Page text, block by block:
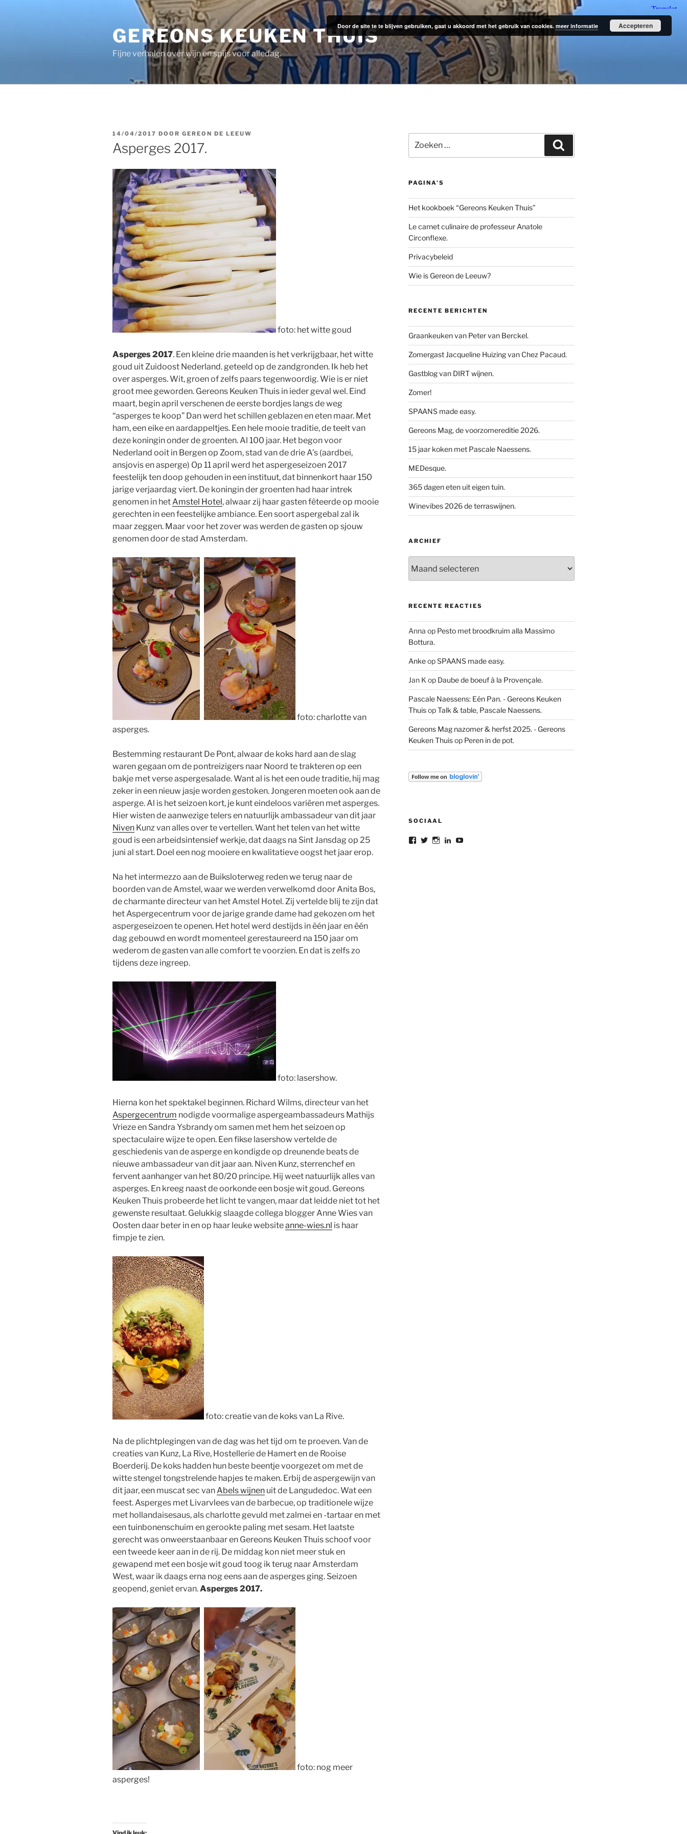
GEREONS KEUKEN THUIS
Fijne verhalen over wijn en spijs voor alledag.
GEPLAATST
OP
14/04/2017 DOOR GEREON DE LEEUW
Asperges 2017.
foto: het witte goud
Asperges 2017. Een kleine drie maanden is het verkrijgbaar, het witte
goud uit Zuidoost Nederland. geteeld op de zandgronden. Ik heb het
over asperges. Wit, groen of zelfs paars tegenwoordig. Wie is er niet
groot mee geworden. Gereons Keuken Thuis in ieder geval wel. Eind
maart, begin april verschenen de eerste bordjes langs de weg
“asperges te koop” Dan werd het schillen geblazen en eten maar. Met
ham, een eike en aardappeltjes. Een hele mooie traditie, de teelt van
deze koningin onder de groenten. Al 100 jaar. Het begon voor
Nederland ooit in Bergen op Zoom, stad van de drie A’s (aardbei,
ansjovis en asperge) Op 11 april werd het aspergeseizoen 2017
feestelijk ten doop gehouden in een instituut, dat binnenkort haar 150
jarige verjaardag viert. De koningin der groenten had haar intrek
genomen in hetAmstel Hotel, alwaar zij haar gasten fêteerde op mooie
gerechten in een feestelijke ambiance. Een soort aspergebal zal ik
maar zeggen. Maar voor het zover was werden de gasten op sjouw
genomen door de stad Amsterdam.
foto: charlotte van
asperges.
Bestemming restaurant De Pont, alwaar de koks hard aan de slag
waren gegaan om de pontreizigers naar Noord te trakteren op een
bakje met verse aspergesalade. Want al is het een oude traditie, hij mag
zeker in een nieuw jasje worden gestoken. Jongeren moeten ook aan de
asperge. Al is het seizoen kort, je kunt eindeloos variëren met asperges.
Hier wisten de aanwezige telers en natuurlijk ambassadeur van dit jaar
Niven Kunz van alles over te vertellen. Want het telen van het witte
goud is een arbeidsintensief werkje, dat daags na Sint Jansdag op 25
juni al start. Doel een nog mooiere en kwalitatieve oogst het jaar erop.
Na het intermezzo aan de Buiksloterweg reden we terug naar de
boorden van de Amstel, waar we werden verwelkomd door Anita Bos,
de charmante directeur van het Amstel Hotel. Zij vertelde blij te zijn dat
het Aspergecentrum voor de jarige grande dame had gekozen om het
aspergeseizoen te openen. Het hotel werd destijds in ëén jaar en ëén
dag gebouwd en wordt momenteel gerestaureerd na 150 jaar om
wederom de gasten van alle comfort te voorzien. En dat is zelfs zo
tijdens deze ingreep.
foto: lasershow.
Hierna kon het spektakel beginnen. Richard Wilms, directeur van het
Aspergecentrum nodigde voormalige aspergeambassadeurs Mathijs
Vrieze en Sandra Ysbrandy om samen met hem het seizoen op
spectaculaire wijze te open. Een fikse lasershow vertelde de
geschiedenis van de asperge en kondigde op dreunende beats de
nieuwe ambassadeur van dit jaar aan. Niven Kunz, sterrenchef en
fervent aanhanger van het 80/20 principe. Hij weet natuurlijk alles van
asperges. En kreeg naast de oorkonde een bosje wit goud. Gereons
Keuken Thuis probeerde het licht te vangen, maar dat leidde niet tot het
gewenste resultaat. Gelukkig slaagde collega blogger Anne Wies van
Oosten daar beter in en op haar leuke websiteanne-wies.nl is haar
fimpje te zien.
foto: creatie van de koks van La Rive.
Na de plichtplegingen van de dag was het tijd om te proeven. Van de
creaties van Kunz, La Rive, Hostellerie de Hamert en de Rooise
Boerderij. De koks hadden hun beste beentje voorgezet om met de
witte stengel tongstrelende hapjes te maken. Erbij de aspergewijn van
dit jaar, een muscat sec van Abels wijnen uit de Langudedoc. Wat een
feest. Asperges met Livarvlees van de barbecue, op traditionele wijze
met hollandaisesaus, als charlotte gevuld met zalmei en -tartaar en met
een tuinbonenschuim en gerookte paling met sesam. Het laatste
gerecht was onweerstaanbaar en Gereons Keuken Thuis schoof voor
een tweede keer aan in de rij. De middag kon niet meer stuk en
gewapend met een bosje wit goud toog ik terug naar Amsterdam
West, waar ik daags erna nog eens aan de asperges ging. Seizoen
geopend, geniet ervan.Asperges 2017.
foto: nog meer
asperges!
naar:
PAGINA’S
Het kookboek “Gereons Keuken Thuis”
Le carnet culinaire de professeur Anatole
Circonflexe.
Privacybeleid
Wie is Gereon de Leeuw?
RECENTE BERICHTEN
Graankeuken van Peter van Berckel.
Zomergast Jacqueline Huizing van Chez Pacaud.
Gastblog van DIRT wijnen.
Zomer!
SPAANS made easy.
Gereons Mag, de voorzomereditie 2026.
15 jaar koken met Pascale Naessens.
MEDesque.
365 dagen eten uit eigen tuin.
Winevibes 2026 de terraswijnen.
ARCHIEF
RECENTE REACTIES
Anna op Pesto met broodkruim alla Massimo
Bottura.
AnkeopSPAANS made easy.
Jan K op Daube de boeuf à la Provençale.
Pascale Naessens: Eén Pan. - Gereons Keuken
ThuisopTalk & table, Pascale Naessens.
Gereons Mag nazomer & herfst 2025. - Gereons
Keuken Thuisop Peren in de pot.
SOCIAAL
BekijkBekijkBekijkBekijkBekijk
Door de site te te blijven gebruiken, gaat u akkoord met het gebruik van cookies. meer informatie Accepteren